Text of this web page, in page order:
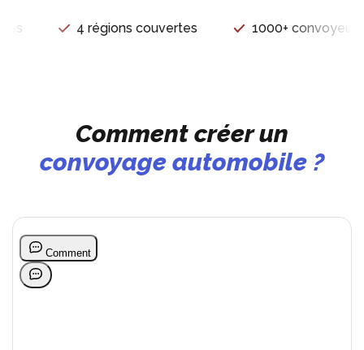
4 régions couvertes 1000+ convoyeurs
Comment créer un
convoyage automobile ?